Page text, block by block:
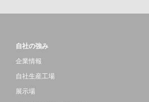
自社の強み
企業情報
自社生産工場
展示場